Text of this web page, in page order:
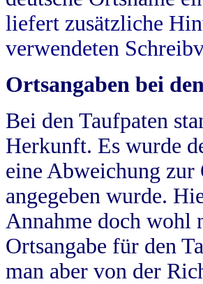
liefert zusätzliche
verwendeten
Ortsangaben bei
Bei den Taufpaten
Herkunft. Es wurde
eine Abweichung zur
angegeben wurde.
Annahme doch wohl
Ortsangabe für den
man aber von der